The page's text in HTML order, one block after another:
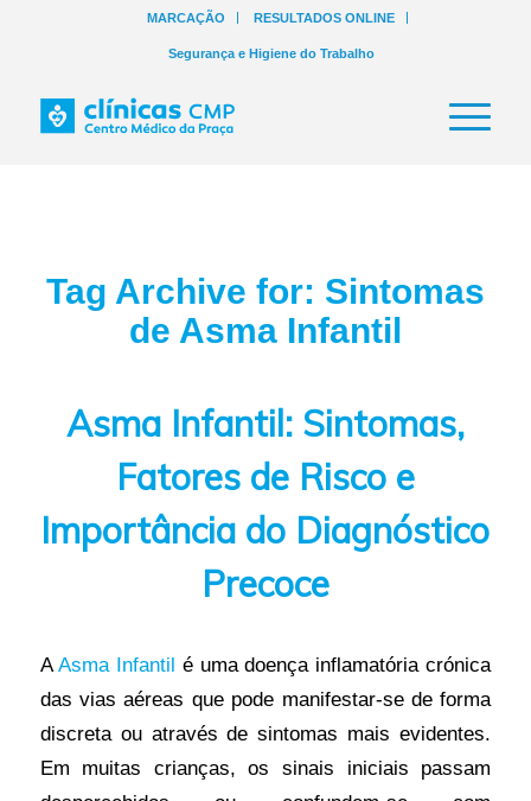
MARCAÇÃO RESULTADOS ONLINE
Segurança e Higiene do Trabalho
Tag Archive for: Sintomas
de Asma Infantil
Asma Infantil: Sintomas,
Fatores de Risco e
Importância do Diagnóstico
Precoce
A Asma Infantil é uma doença inflamatória crónica
das vias aéreas que pode manifestar-se de forma
discreta ou através de sintomas mais evidentes.
Em muitas crianças, os sinais iniciais passam